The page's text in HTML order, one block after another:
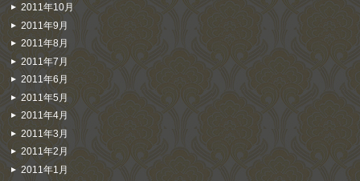
2011年10月
2011年9月
2011年8月
2011年7月
2011年6月
2011年5月
2011年4月
2011年3月
2011年2月
2011年1月